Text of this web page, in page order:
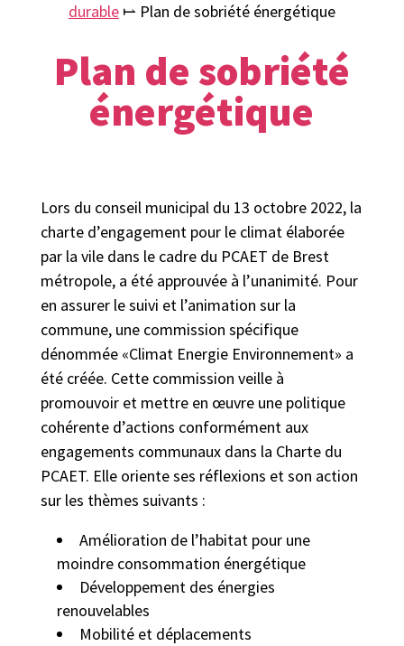
durable⥛ Plan de sobriété énergétique
Plan de sobriété
énergétique
Lors du conseil municipal du 13 octobre 2022, la
charte d’engagement pour le climat élaborée
par la vile dans le cadre du PCAET de Brest
métropole, a été approuvée à l’unanimité. Pour
en assurer le suivi et l’animation sur la
commune, une commission spécifique
dénommée «Climat Energie Environnement» a
été créée. Cette commission veille à
promouvoir et mettre en œuvre une politique
cohérente d’actions conformément aux
engagements communaux dans la Charte du
PCAET. Elle oriente ses réflexions et son action
sur les thèmes suivants :
Amélioration de l’habitat pour une
moindre consommation énergétique
Développement des énergies
renouvelables
Mobilité et déplacements